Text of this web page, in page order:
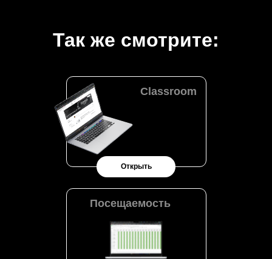
Так же смотрите:
Classroom
Посещаемость
Открыть